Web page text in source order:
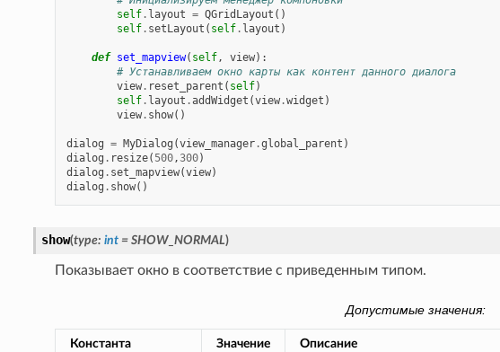
self. layout = QGridLayout ()
self. setLayout ( self. layout )
def set_mapview( self, view):
# Устанавливаем окно карты как контент данного диалога
view. reset_parent ( self)
self. layout .addWidget (view.widget )
view. show()
dialog = MyDialog (view_manager.global_parent )
dialog . resize( 500,300)
dialog . set_mapview(view)
dialog . show()
show(type: int = SHOW_NORMAL)
Показывает окно в соответствие с приведенным типом.
Допустимые значения:
Константа Значение Описание